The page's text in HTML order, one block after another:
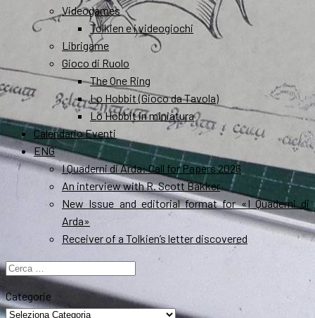
Videogames
Tolkien e i videogiochi
Librigame
Gioco di Ruolo
The One Ring
Lo Hobbit (Gioco da Tavola)
Lo Hobbit in miniatura
Calendario Eventi
ENG
I Quaderni di Arda: Call for Papers 2026
An interview with R. Scott Bakker
New Issue and editorial format for «I Quaderni di
Arda»
Receiver of a Tolkien’s letter discovered
Ricerca
Categorie